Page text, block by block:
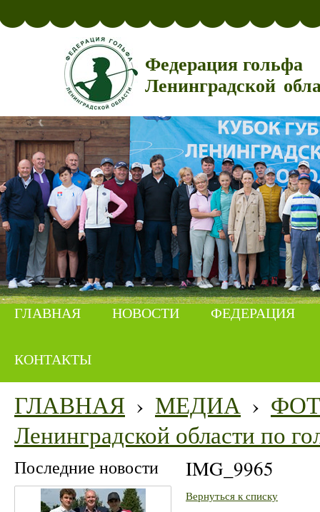
Федерация гольфа
Ленинградской
ГЛАВНАЯ НОВОСТИ ФЕДЕРАЦИЯ
КОНТАКТЫ
ГЛАВНАЯ › МЕДИА ›
Ленинградской области по
Последние новости IMG_9965
Вернуться к списку